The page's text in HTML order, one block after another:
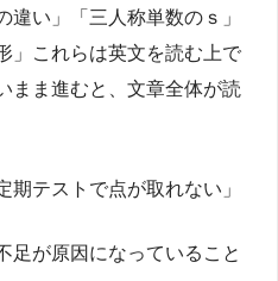
い」「三人称単数のｓ」
」これらは英文を読む上で
まま進むと、文章全体が読
期テストで点が取れない」
足が原因になっていること